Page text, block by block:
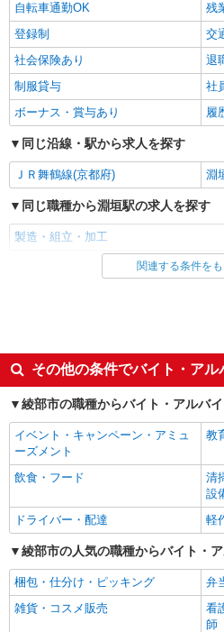
自転車通勤OK
残
登録制
交
社会保険あり
退
制服貸与
社
ボーナス・賞与あり
履
同じ沿線・駅から求人を探す
ＪＲ舞鶴線(京都府) 淵
同じ職種から淵垣駅の求人を探す
製造・組立・加工
同じ雇用形態から淵垣駅の求人を探
即日勤務OK
職場見学OKまたは説明会あり
未
経験者・有資格者歓迎
フリーター歓迎
学
ブランクOK
ミ
給
時間固定シフト制
フ
髭（ひげ）OK
禁
車通勤OK
バ
自転車通勤OK
残
交
関連する条件を
その他の条件でバイト・ア
綾部市の職種からバイト・アルバ
イベント・キャンペーン・アミュ
ーズメント
教
飲食・フード
清
設
ドライバー・配達
軽
綾部市の人気の職種からバイト・
梱包・仕分け・ピッキング
弁
雑貨・コスメ販売
看
師